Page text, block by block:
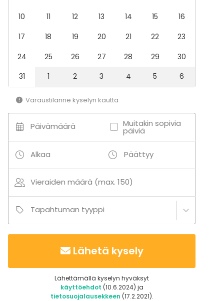
Illallinen / lounas
Seminaari / konferenssi
Esitys / näytös
Virkistystilaisuus
Tilatyypit
Juhlasali
Monitoimitila
Aktiviteetit
Ulkoilu
Viininmaistelu, tila- ja tuote-esittely
10
11 12 13 14 15
16
17
18 19 20 21 22
23
24
25 26 27 28 29
30
31
1 2 3 4 5 6
Varaustilanne kyselyn kautta
Päivämäärä Muitakin sopivia
päiviä
Alkaa Päättyy
Vieraiden määrä (max. 150)
Tapahtuman tyyppi
Lähetä kysely
Lähettämällä kyselyn hyväksyt
käyttöehdot (10.6.2024) ja
tietosuojalausekkeen (17.2.2021).